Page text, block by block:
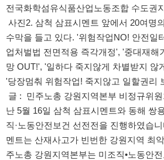
전국화학섬유식품산업노동조합 수도권
사진2. 삼척 삼표시멘트 앞에서 20여명
수막을 들고 있다. '위험작업NO! 안전일
업처벌법 전면적용 즉각개정', '중대재해
망 OUT!', '일하다 죽지않게 차별받지 않
'당장멈춰 위험작업! 죽지않고 일할권리
글 : 민주노총 강원지역본부 비정규위원
난 5월 16일 삼척 삼표시멘트와 동해 쌍
직·노동안전보건 선전전을 진행하였습
멘트는 산재사고가 빈번한 강원지역 최
주노총 강원지역본부는 미조직•노동안